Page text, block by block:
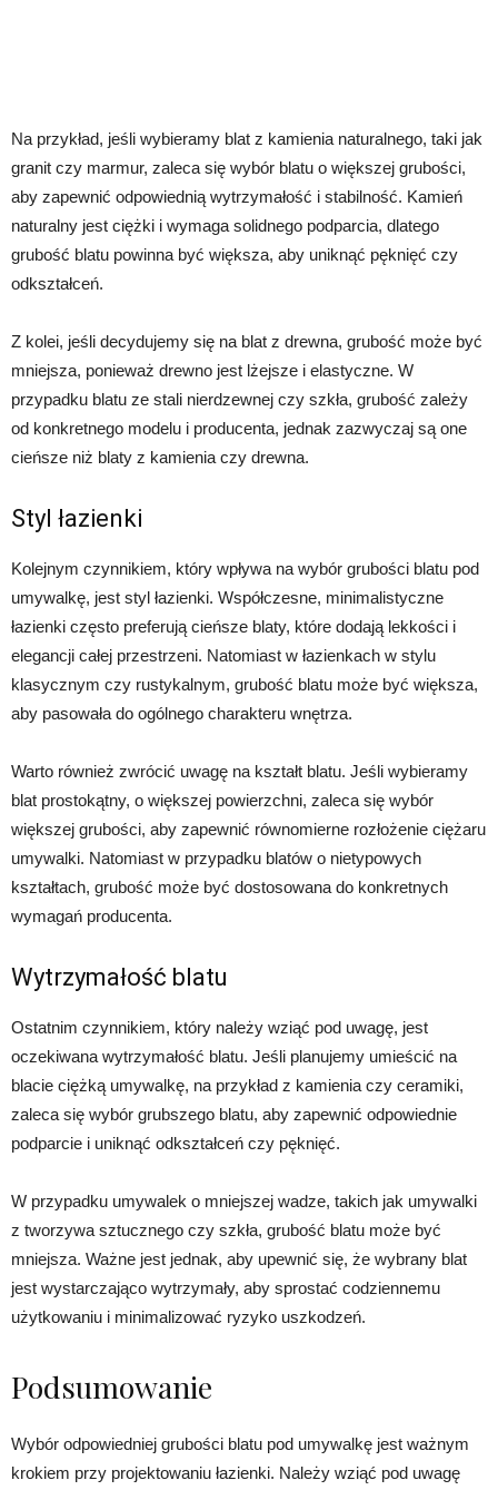
Na przykład, jeśli wybieramy blat z kamienia naturalnego, taki jak
granit czy marmur, zaleca się wybór blatu o większej grubości,
aby zapewnić odpowiednią wytrzymałość i stabilność. Kamień
naturalny jest ciężki i wymaga solidnego podparcia, dlatego
grubość blatu powinna być większa, aby uniknąć pęknięć czy
odkształceń.
Z kolei, jeśli decydujemy się na blat z drewna, grubość może być
mniejsza, ponieważ drewno jest lżejsze i elastyczne. W
przypadku blatu ze stali nierdzewnej czy szkła, grubość zależy
od konkretnego modelu i producenta, jednak zazwyczaj są one
cieńsze niż blaty z kamienia czy drewna.
Styl łazienki
Kolejnym czynnikiem, który wpływa na wybór grubości blatu pod
umywalkę, jest styl łazienki. Współczesne, minimalistyczne
łazienki często preferują cieńsze blaty, które dodają lekkości i
elegancji całej przestrzeni. Natomiast w łazienkach w stylu
klasycznym czy rustykalnym, grubość blatu może być większa,
aby pasowała do ogólnego charakteru wnętrza.
Warto również zwrócić uwagę na kształt blatu. Jeśli wybieramy
blat prostokątny, o większej powierzchni, zaleca się wybór
większej grubości, aby zapewnić równomierne rozłożenie ciężaru
umywalki. Natomiast w przypadku blatów o nietypowych
kształtach, grubość może być dostosowana do konkretnych
wymagań producenta.
Wytrzymałość blatu
Ostatnim czynnikiem, który należy wziąć pod uwagę, jest
oczekiwana wytrzymałość blatu. Jeśli planujemy umieścić na
blacie ciężką umywalkę, na przykład z kamienia czy ceramiki,
zaleca się wybór grubszego blatu, aby zapewnić odpowiednie
podparcie i uniknąć odkształceń czy pęknięć.
W przypadku umywalek o mniejszej wadze, takich jak umywalki
z tworzywa sztucznego czy szkła, grubość blatu może być
mniejsza. Ważne jest jednak, aby upewnić się, że wybrany blat
jest wystarczająco wytrzymały, aby sprostać codziennemu
użytkowaniu i minimalizować ryzyko uszkodzeń.
Podsumowanie
Wybór odpowiedniej grubości blatu pod umywalkę jest ważnym
krokiem przy projektowaniu łazienki. Należy wziąć pod uwagę